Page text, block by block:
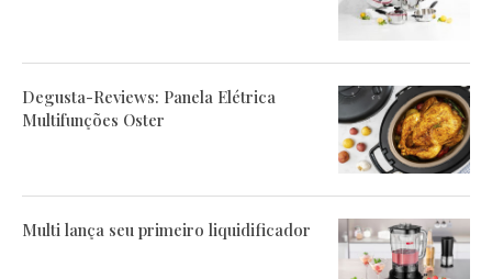
Degusta-Reviews: Panela Elétrica
Multifunções Oster
Multi lança seu primeiro liquidificador